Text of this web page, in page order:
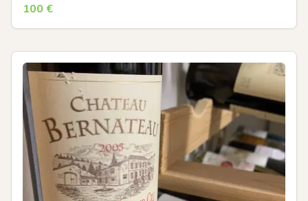
100 €